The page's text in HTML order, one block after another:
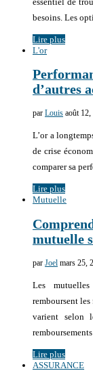
besoins. Les
Lire plus
L'or
d’autres
par Louis août 12,
L’or a
de crise
comparer sa
Lire plus
Mutuelle
mutuelle
par Joel mars 25,
Les
remboursent les
varient selon
Lire plus
ASSURANCE